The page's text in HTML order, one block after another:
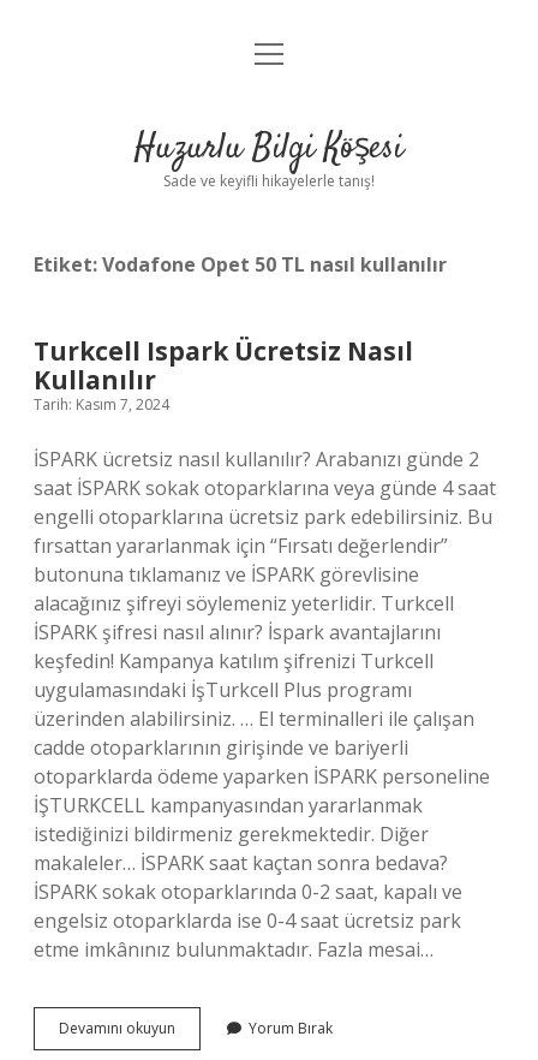
Anasayfa
Yasal Uyarı
menüyü
Huzurlu Bilgi Köşesi
Sade ve keyifli hikayelerle tanış!
Etiket:Vodafone Opet 50 TL nasıl kullanılır
Turkcell Ispark Ücretsiz Nasıl
Kullanılır
Tarih: Kasım 7, 2024
İSPARK ücretsiz nasıl kullanılır? Arabanızı günde 2
saat İSPARK sokak otoparklarına veya günde 4 saat
engelli otoparklarına ücretsiz park edebilirsiniz. Bu
fırsattan yararlanmak için “Fırsatı değerlendir”
butonuna tıklamanız ve İSPARK görevlisine
alacağınız şifreyi söylemeniz yeterlidir. Turkcell
İSPARK şifresi nasıl alınır? İspark avantajlarını
keşfedin! Kampanya katılım şifrenizi Turkcell
uygulamasındaki İşTurkcell Plus programı
üzerinden alabilirsiniz. … El terminalleri ile çalışan
cadde otoparklarının girişinde ve bariyerli
otoparklarda ödeme yaparken İSPARK personeline
İŞTURKCELL kampanyasından yararlanmak
istediğinizi bildirmeniz gerekmektedir. Diğer
makaleler… İSPARK saat kaçtan sonra bedava?
İSPARK sokak otoparklarında 0-2 saat, kapalı ve
engelsiz otoparklarda ise 0-4 saat ücretsiz park
etme imkânınız bulunmaktadır. Fazla mesai…
Devamını okuyun
Ispark
Yorum Bırak